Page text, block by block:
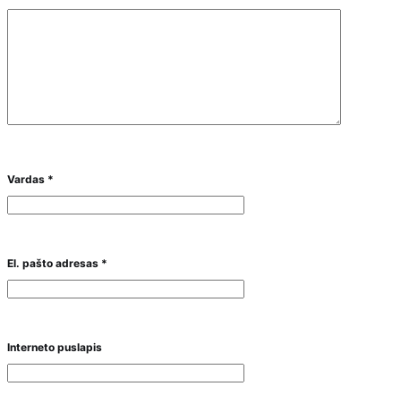
Vardas *
El. pašto adresas *
Interneto puslapis